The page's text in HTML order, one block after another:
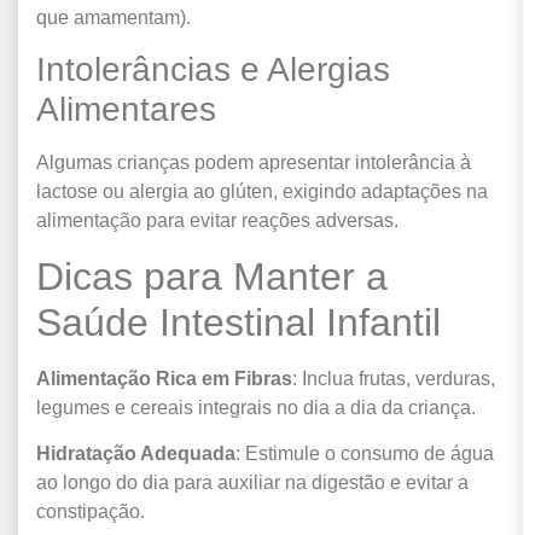
que amamentam).
Intolerâncias e Alergias
Alimentares
Algumas crianças podem apresentar intolerância à
lactose ou alergia ao glúten, exigindo adaptações na
alimentação para evitar reações adversas.
Dicas para Manter a
Saúde Intestinal Infantil
Alimentação Rica em Fibras: Inclua frutas, verduras,
legumes e cereais integrais no dia a dia da criança.
Hidratação Adequada: Estimule o consumo de água
ao longo do dia para auxiliar na digestão e evitar a
constipação.